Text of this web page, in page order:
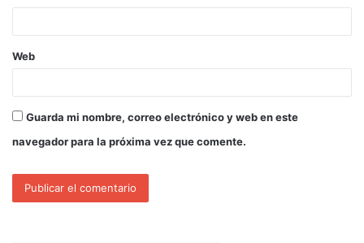
Web
Guarda mi nombre, correo electrónico y web en este
navegador para la próxima vez que comente.